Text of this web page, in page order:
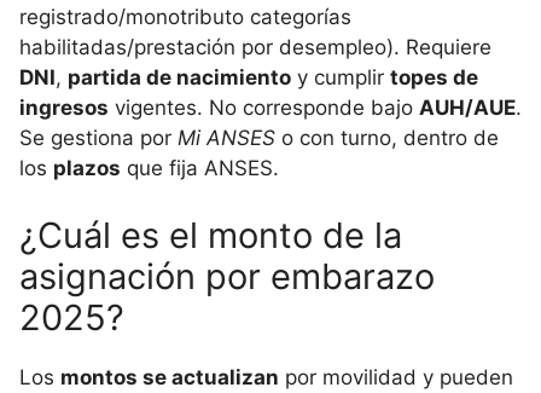
registrado/monotributo categorías
habilitadas/prestación por desempleo). Requiere
DNI, partida de nacimiento y cumplir topes de
ingresos vigentes. No corresponde bajo AUH/AUE.
Se gestiona por Mi ANSES o con turno, dentro de
los plazos que fija ANSES.
¿Cuál es el monto de la
asignación por embarazo
2025?
Los montos se actualizan por movilidad y pueden